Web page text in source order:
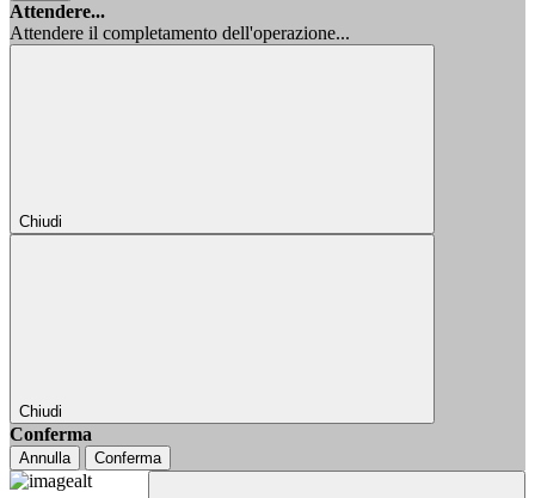
Attendere...
Attendere il completamento dell'operazione...
Chiudi
Chiudi
Conferma
Annulla Conferma